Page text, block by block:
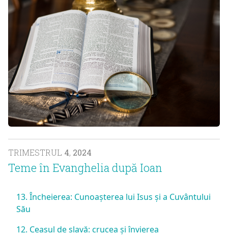
TRIMESTRUL 4, 2024
Teme în Evanghelia după Ioan
13. Încheierea: Cunoașterea lui Isus și a Cuvântului
Său
12. Ceasul de slavă: crucea și învierea